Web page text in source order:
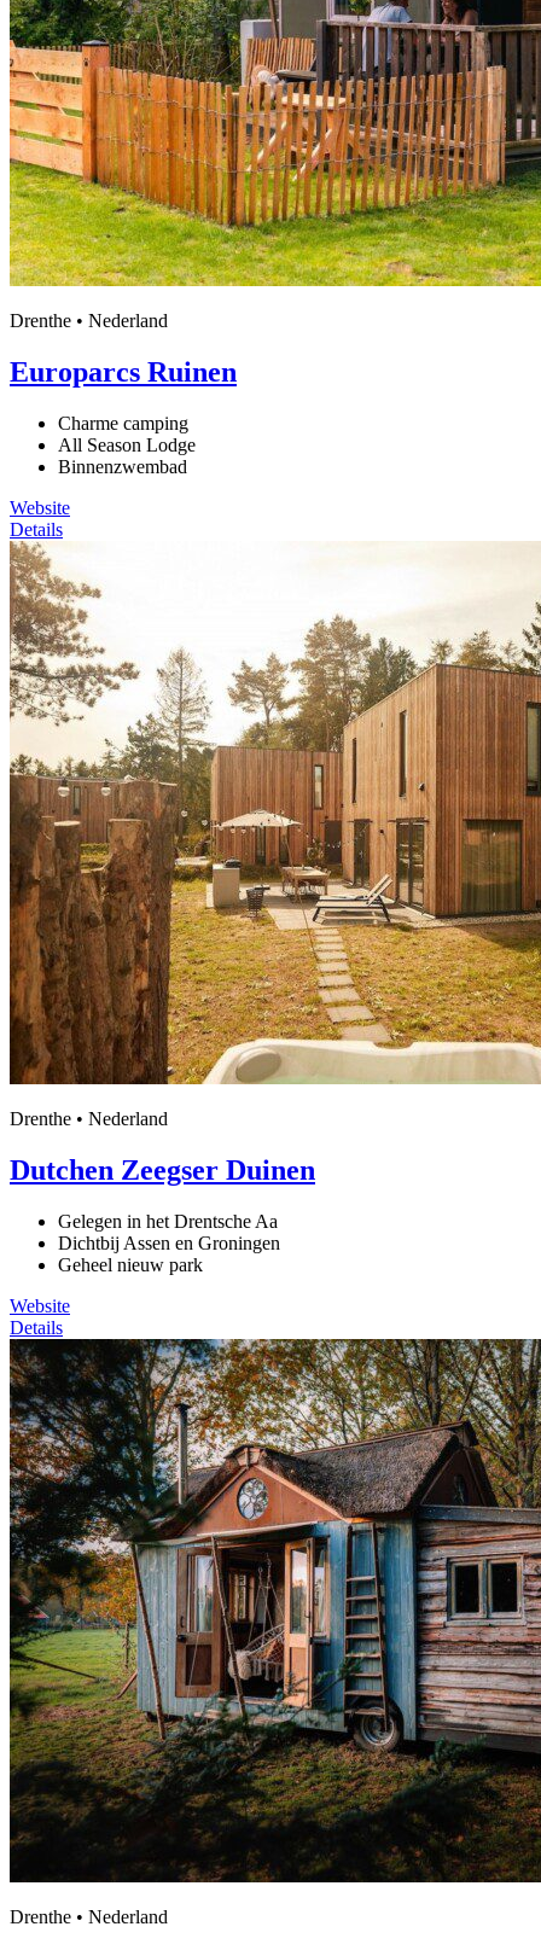
Drenthe • Nederland
Europarcs Ruinen
Charme camping
All Season Lodge
Binnenzwembad
Website
Details
Drenthe • Nederland
Dutchen Zeegser Duinen
Gelegen in het Drentsche Aa
Dichtbij Assen en Groningen
Geheel nieuw park
Website
Details
Drenthe • Nederland